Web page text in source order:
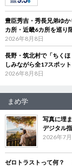
豊臣秀吉・秀長兄弟ゆ
カ所・近畿6カ所を巡り
2026年8月8日
長野・筑北村で「ちく
しみながら全17スポッ
2026年8月8日
まめ学
写真に埋
デジタル指
2026年7
ゼロトラストって何？